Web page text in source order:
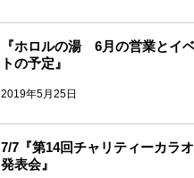
『ホロルの湯 6月の営業とイベ
トの予定』
2019年5月25日
7/7『第14回チャリティーカラオ
発表会』